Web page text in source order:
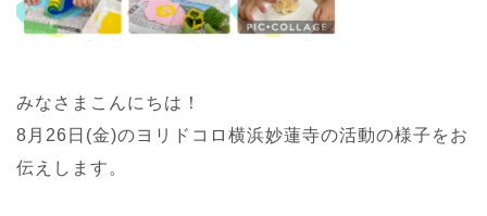
みなさまこんにちは！
8月26日(金)のヨリドコロ横浜妙蓮寺の活動の様子をお
伝えします。